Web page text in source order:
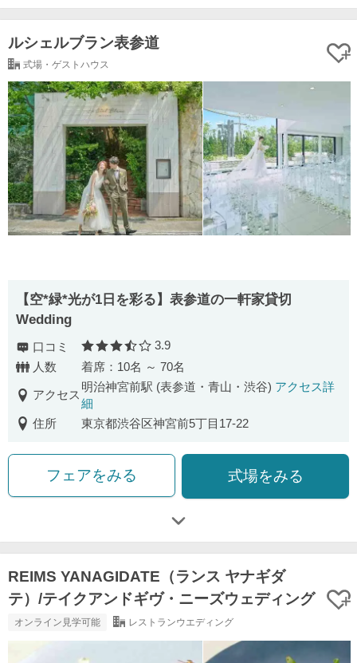
ルシェルブラン表参道
式場・ゲストハウス
【空*緑*光が1日を彩る】表参道の一軒家貸切
Wedding
口コミ 口コミ評価
3.9
人数
着席：10名 ～ 70名
アクセス
明治神宮前駅 (表参道・青山・渋谷) アクセス詳
細
住所
東京都渋谷区神宮前5丁目17-22
フェアをみる 式場をみる
REIMS YANAGIDATE（ランス ヤナギダ
テ）/テイクアンドギヴ・ニーズウェディング
オンライン見学可能 レストランウエディング